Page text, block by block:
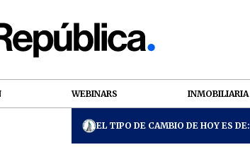
WEBINARS INMOBILIARIA
EL TIPO DE CAMBIO DE HOY ES DE: